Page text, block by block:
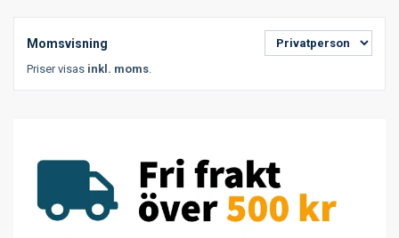
Momsvisning
Priser visas inkl. moms.